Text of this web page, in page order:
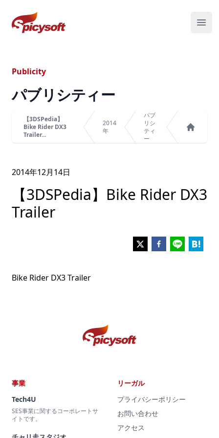
スパイシーソフト株式会社
メニ
Publicity
パブリシティー
【3DSPedia】
Bike Rider DX3
Trailer...
2014
年
パブ
リシ
ティ
ー
2014年12月14日
【3DSPedia】Bike Rider DX3
Trailer
Bike Rider DX3 Trailer
事業
Tech4U
SES事業に関するコーポレートサ
イトです。
リーガル
プライバシーポリシー
お問い合わせ
アクセス